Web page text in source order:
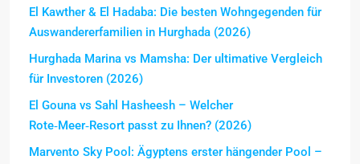
El Kawther & El Hadaba: Die besten Wohngegenden für
Auswandererfamilien in Hurghada (2026)
Hurghada Marina vs Mamsha: Der ultimative Vergleich
für Investoren (2026)
El Gouna vs Sahl Hasheesh – Welcher
Rote‑Meer‑Resort passt zu Ihnen? (2026)
Marvento Sky Pool: Ägyptens erster hängender Pool –